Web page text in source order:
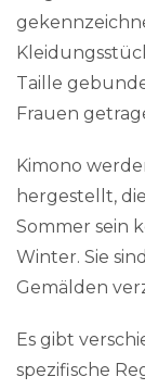
Taille
Frauen
Kimono
hergestellt,
Sommer sein
Winter. Sie
Gemälden
Es gibt
spezifische